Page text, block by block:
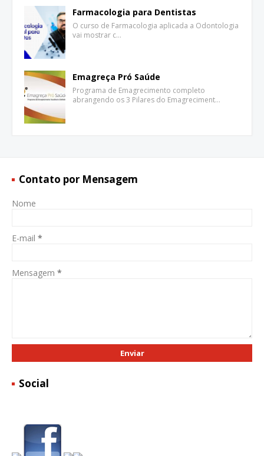
Farmacologia para Dentistas
O curso de Farmacologia aplicada a Odontologia
vai mostrar c…
Emagreça Pró Saúde
Programa de Emagrecimento completo
abrangendo os 3 Pilares do Emagreciment…
Contato por Mensagem
Nome
E-mail *
Mensagem *
Social